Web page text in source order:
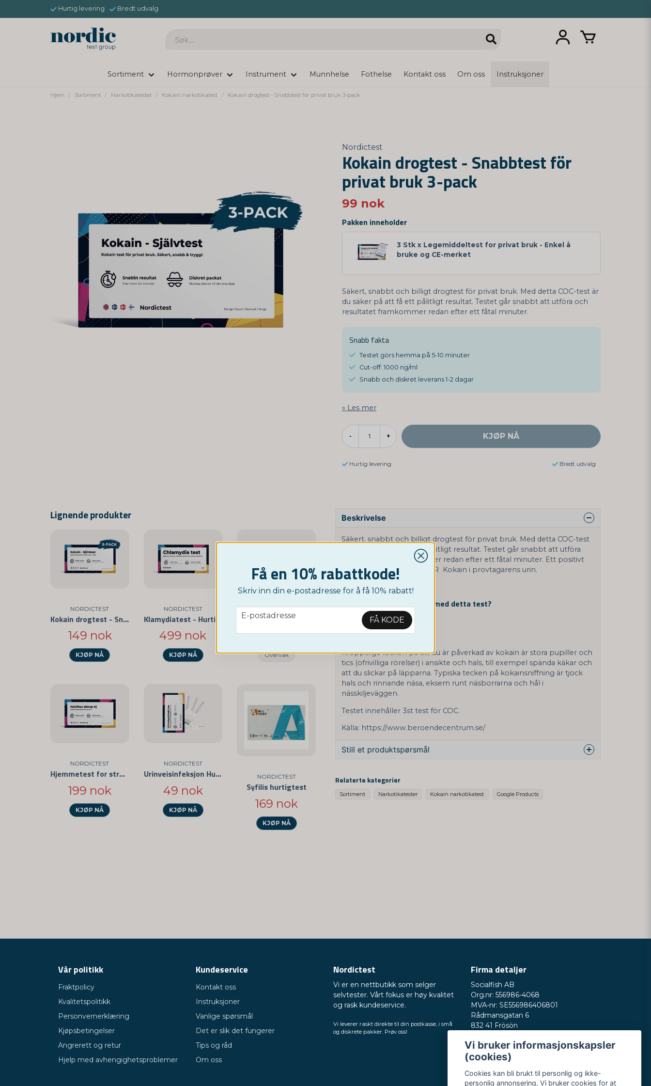
Hurtig levering Bredt udvalg
Sortiment Hormonprøver Instrument Munnhelse Fothelse Kontakt oss Om oss Instruksjoner
Hjem Sortiment Narkotikatester Kokain narkotikatest Kokain drogtest - Snabbtest för privat bruk 3-pack
Nordictest
Kokain drogtest - Snabbtest för
privat bruk 3-pack
99 nok
Pakken inneholder
3 Stk x Legemiddeltest for privat bruk - Enkel å
bruke og CE-merket
Säkert, snabbt och billigt drogtest för privat bruk. Med detta COC-test är
du säker på att få ett pålitligt resultat. Testet går snabbt att utföra och
resultatet framkommer redan efter ett fåtal minuter.
Snabb fakta
Testet görs hemma på 5-10 minuter
Cut-off: 1000 ng/ml
Snabb och diskret leverans 1-2 dagar
Les mer
- + KJØP NÅ
Hurtig levering Bredt udvalg
Lignende produkter
NORDICTEST
Kokain drogtest - Snabbtest för privat bruk 5-pack
149 nok
KJØP NÅ
NORDICTEST
Klamydiatest - Hurtigtest
499 nok
KJØP NÅ
NORDICTEST
99 nok
Overvåk
NORDICTEST
Hjemmetest for streptokokker i halsen
199 nok
KJØP NÅ
NORDICTEST
Urinveisinfeksjon Hurtigtest
49 nok
KJØP NÅ
NORDICTEST
Syfilis hurtigtest
169 nok
KJØP NÅ
Beskrivelse
Säkert, snabbt och billigt drogtest för privat bruk. Med detta COC-test
är du säker på att få ett pålitligt resultat. Testet går snabbt att utföra
och resultatet framkommer redan efter ett fåtal minuter. Ett positivt
provsvar betyder att där ÄR Kokain i provtagarens urin.
Cut-off: 300 ng/ml
Hur länge kan COC spåras med detta test?
Upp till 3 dygn.
Vanliga symtom
Kroppsliga tecken på att du är påverkad av kokain är stora pupiller och
tics (ofrivilliga rörelser) i ansikte och hals, till exempel spända käkar och
att du slickar på läpparna. Typiska tecken på kokainsniffning är tjock
hals och rinnande näsa, eksem runt näsborrarna och hål i
nässkiljeväggen.
Testet innehåller 3st test för COC.
Källa: https://www.beroendecentrum.se/
Still et produktspørsmål
Spør oss om denne produktet...
Relaterte kategorier
Sortiment Narkotikatester Kokain narkotikatest Google Products
Få en 10% rabattkode!
Skriv inn din e-postadresse for å få 10% rabatt!
email
E-postadresse FÅ KODE
Vår politikk
Fraktpolicy
Kvalitetspolitikk
Personvernerklæring
Kjøpsbetingelser
Angrerett og retur
Hjelp med avhengighetsproblemer
Kundeservice
Kontakt oss
Instruksjoner
Vanlige spørsmål
Det er slik det fungerer
Tips og råd
Om oss
Nordictest
Vi er en nettbutikk som selger
selvtester. Vårt fokus er høy kvalitet
og rask kundeservice.
Vi leverer raskt direkte til din postkasse, i små
og diskrete pakker. Prøv oss!
Firma detaljer
Socialfish AB
Org.nr: 556986-4068
MVA-nr: SE556986406801
Rådmansgatan 6
832 41 Frösön
Telefonnummer: +46730503032
E-post:hey@nordictest.no
Åpningstider:
Man–fre kl. 10–17
Vi bruker informasjonskapsler
(cookies)
Cookies kan bli brukt til personlig og ikke-
personlig annonsering. Vi bruker cookies for at